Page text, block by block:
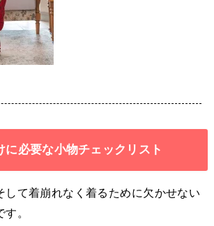
に必要な小物チェックリスト
して着崩れなく着るために欠かせない
。